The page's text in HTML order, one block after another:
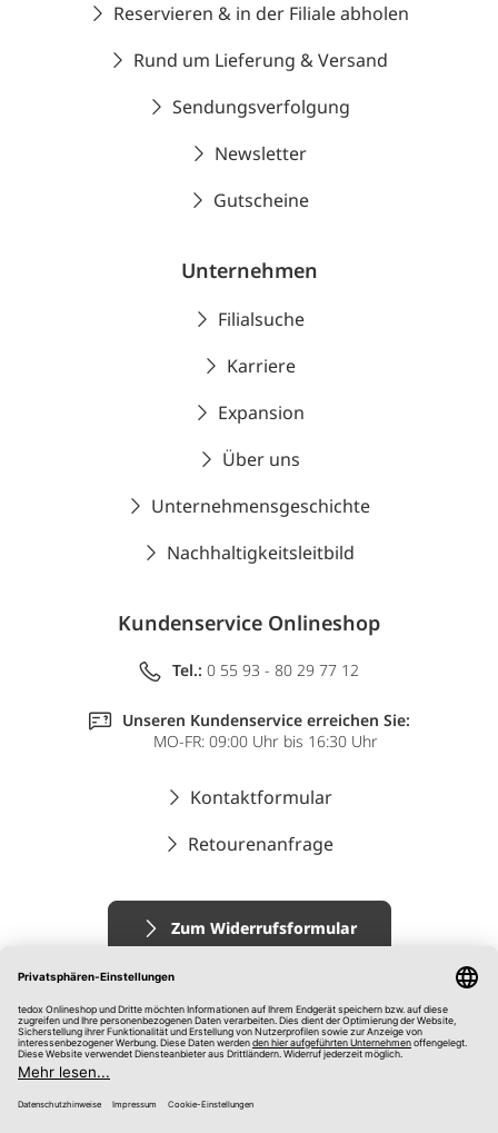
Reservieren & in der Filiale abholen
Rund um Lieferung & Versand
Sendungsverfolgung
Newsletter
Gutscheine
Unternehmen
Filialsuche
Karriere
Expansion
Über uns
Unternehmensgeschichte
Nachhaltigkeitsleitbild
Kundenservice Onlineshop
Tel.: 0 55 93 - 80 29 77 12
Unseren Kundenservice erreichen Sie:
MO-FR: 09:00 Uhr bis 16:30 Uhr
Kontaktformular
Retourenanfrage
Zum Widerrufsformular
Impressum
AGB
Datenschutz